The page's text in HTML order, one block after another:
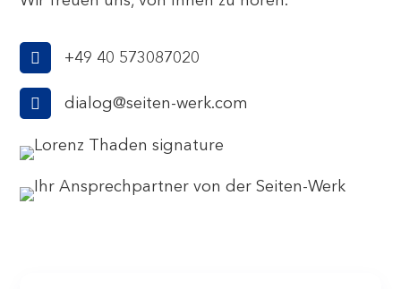
 +49 40 573087020
 dialog@seiten-werk.com